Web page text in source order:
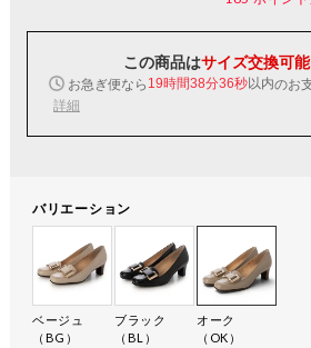
この商品はサイズ交換可
お急ぎ便なら 19時間38分35秒以内のお
詳細
バリエーション
ベージュ
（BG）
ブラック
（BL）
オーク
（OK）